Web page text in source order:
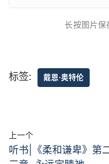
长按图片保
标签: 戴恩·奥特伦
上一个
听书|《柔和谦卑》第